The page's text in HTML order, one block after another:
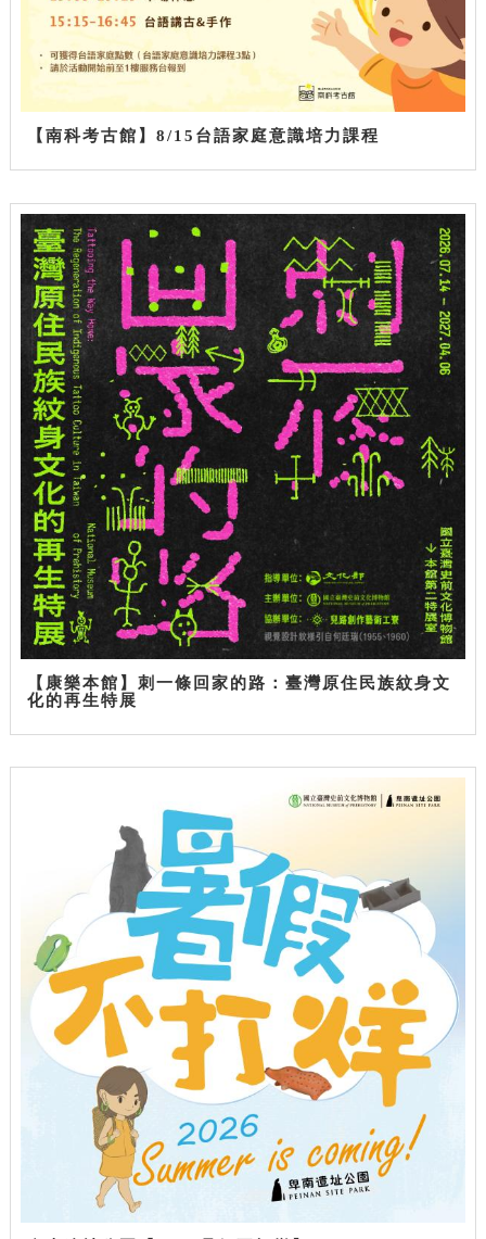
【南科考古館】8/15台語家庭意識培力課程
【康樂本館】刺一條回家的路：臺灣原住民族紋身文
化的再生特展